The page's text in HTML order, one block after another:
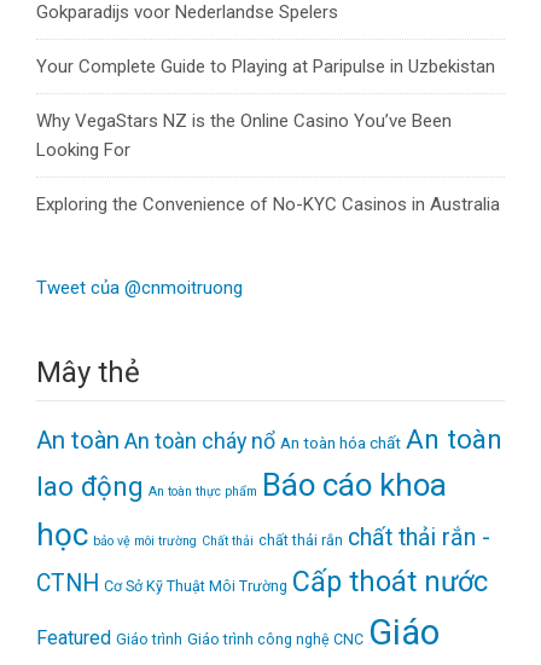
Gokparadijs voor Nederlandse Spelers
Your Complete Guide to Playing at Paripulse in Uzbekistan
Why VegaStars NZ is the Online Casino You’ve Been
Looking For
Exploring the Convenience of No-KYC Casinos in Australia
Tweet của @cnmoitruong
Mây thẻ
An toàn An toàn cháy nổ An toàn hóa chất An toàn
lao động An toàn thực phẩm Báo cáo khoa
học bảo vệ môi trường Chất thải chất thải rắn chất thải rắn -
CTNH Cơ Sở Kỹ Thuật Môi Trường Cấp thoát nước
Featured Giáo trình Giáo trình công nghệ CNC Giáo